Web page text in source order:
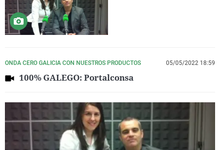
ONDA CERO GALICIA CON NUESTROS PRODUCTOS 05/05/2022 18:59
100% GALEGO: Portalconsa